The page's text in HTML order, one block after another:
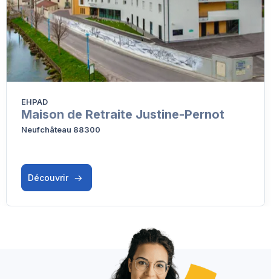
EHPAD
Maison de Retraite Justine-Pernot
Neufchâteau 88300
Découvrir